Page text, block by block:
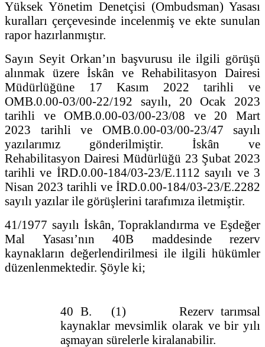
Yüksek Yönetim Denetçisi (Ombudsman) Yasası
kuralları çerçevesinde incelenmiş ve ekte sunulan
rapor hazırlanmıştır.
Sayın Seyit Orkan’ın başvurusu ile ilgili görüşü
alınmak üzere İskân ve Rehabilitasyon Dairesi
Müdürlüğüne 17 Kasım 2022 tarihli ve
OMB.0.00-03/00-22/192 sayılı, 20 Ocak 2023
tarihli ve OMB.0.00-03/00-23/08 ve 20 Mart
2023 tarihli ve OMB.0.00-03/00-23/47 sayılı
yazılarımız gönderilmiştir. İskân ve
Rehabilitasyon Dairesi Müdürlüğü 23 Şubat 2023
tarihli ve İRD.0.00-184/03-23/E.1112 sayılı ve 3
Nisan 2023 tarihli ve İRD.0.00-184/03-23/E.2282
sayılı yazılar ile görüşlerini tarafımıza iletmiştir.
41/1977 sayılı İskân, Topraklandırma ve Eşdeğer
Mal Yasası’nın 40B maddesinde rezerv
kaynakların değerlendirilmesi ile ilgili hükümler
düzenlenmektedir. Şöyle ki;
40 B. (1) Rezerv tarımsal
kaynaklar mevsimlik olarak ve bir yılı
aşmayan sürelerle kiralanabilir.